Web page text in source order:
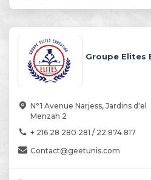
Groupe Elites
N°1 Avenue Narjess, Jardins d'el
Menzah 2
+ 216 28 280 281 / 22 874 817
Contact@geetunis.com